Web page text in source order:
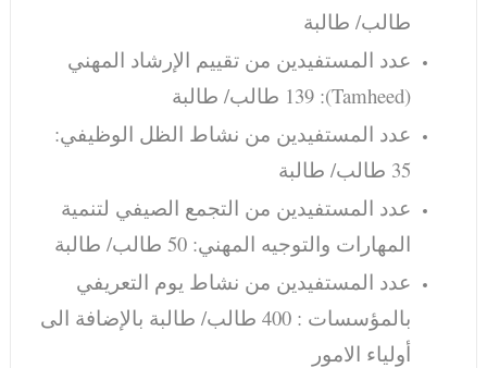
طالب/ طالبة
عدد المستفيدين من تقييم الإرشاد المهني
(Tamheed): 139 طالب/ طالبة
عدد المستفيدين من نشاط الظل الوظيفي:
35 طالب/ طالبة
عدد المستفيدين من التجمع الصيفي لتنمية
المهارات والتوجيه المهني: 50 طالب/ طالبة
عدد المستفيدين من نشاط يوم التعريفي
بالمؤسسات : 400 طالب/ طالبة بالإضافة الى
أولياء الامور